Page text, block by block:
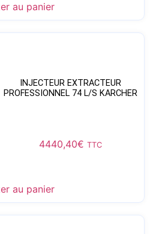
au panier
INJECTEUR EXTRACTEUR
PROFESSIONNEL 74 L/S KARCHER
4440,40€ TTC
au panier